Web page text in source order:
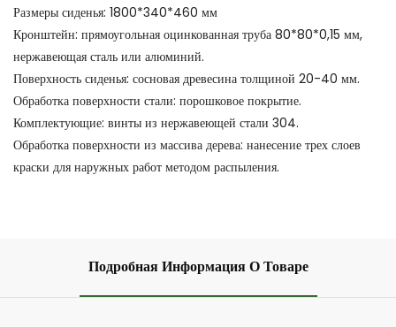
Размеры сиденья: 1800*340*460 мм
Кронштейн: прямоугольная оцинкованная труба 80*80*0,15 мм,
нержавеющая сталь или алюминий.
Поверхность сиденья: сосновая древесина толщиной 20-40 мм.
Обработка поверхности стали: порошковое покрытие.
Комплектующие: винты из нержавеющей стали 304.
Обработка поверхности из массива дерева: нанесение трех слоев
краски для наружных работ методом распыления.
Подробная Информация О Товаре